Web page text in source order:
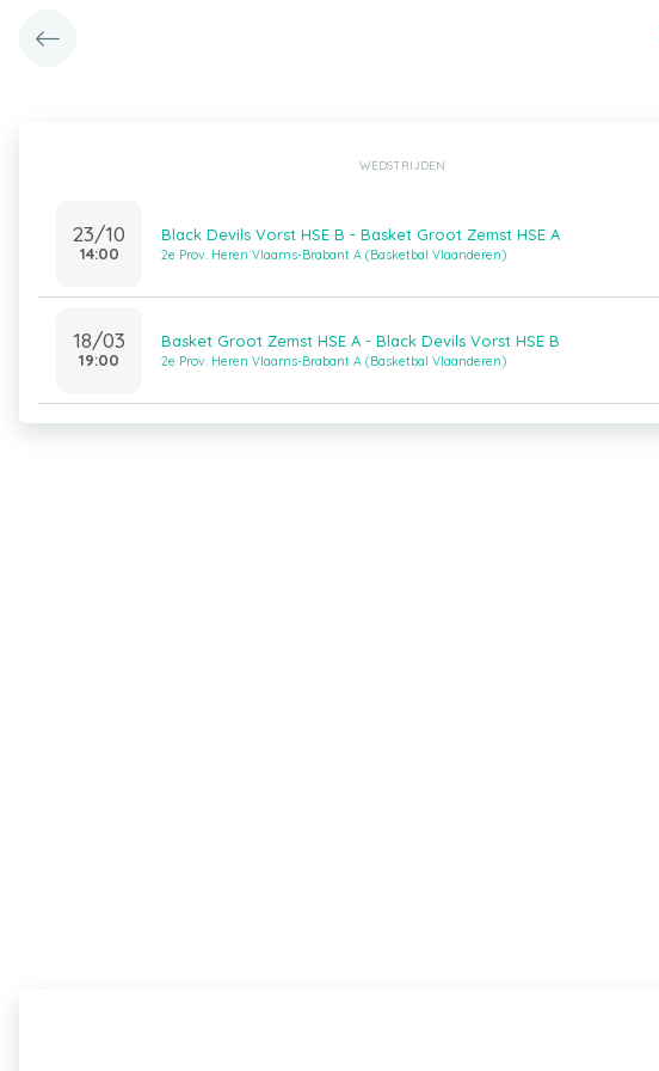
WEDSTRIJDEN
23/10
14:00
Black Devils Vorst HSE B - Basket Groot Zemst HSE A
2e Prov. Heren Vlaams-Brabant A (Basketbal Vlaanderen)
18/03
19:00
Basket Groot Zemst HSE A - Black Devils Vorst HSE B
2e Prov. Heren Vlaams-Brabant A (Basketbal Vlaanderen)